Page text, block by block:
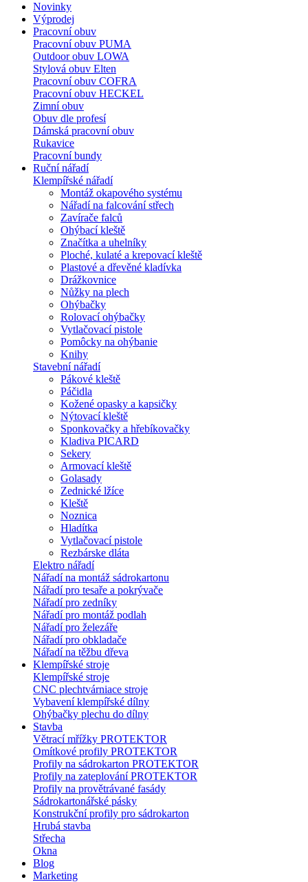
Novinky
Výprodej
Pracovní obuv
Pracovní obuv PUMA
Outdoor obuv LOWA
Stylová obuv Elten
Pracovní obuv COFRA
Pracovní obuv HECKEL
Zimní obuv
Obuv dle profesí
Dámská pracovní obuv
Rukavice
Pracovní bundy
Ruční nářadí
Klempířské nářadí
Montáž okapového systému
Nářadí na falcování střech
Zavírače falců
Ohýbací kleště
Značítka a uhelníky
Ploché, kulaté a krepovací kleště
Plastové a dřevěné kladívka
Drážkovnice
Nůžky na plech
Ohýbačky
Rolovací ohýbačky
Vytlačovací pistole
Pomôcky na ohýbanie
Knihy
Stavební nářadí
Pákové kleště
Páčidla
Kožené opasky a kapsičky
Nýtovací kleště
Sponkovačky a hřebíkovačky
Kladiva PICARD
Sekery
Armovací kleště
Golasady
Zednické lžíce
Kleště
Noznica
Hladítka
Vytlačovací pistole
Rezbárske dláta
Elektro nářadí
Nářadí na montáž sádrokartonu
Nářadí pro tesaře a pokrývače
Nářadí pro zedníky
Nářadí pro montáž podlah
Nářadí pro železáře
Nářadí pro obkladače
Nářadí na těžbu dřeva
Klempířské stroje
Klempířské stroje
CNC plechtvárniace stroje
Vybavení klempířské dílny
Ohýbačky plechu do dílny
Stavba
Větrací mřížky PROTEKTOR
Omítkové profily PROTEKTOR
Profily na sádrokarton PROTEKTOR
Profily na zateplování PROTEKTOR
Profily na provětrávané fasády
Sádrokartonářské pásky
Konstrukční profily pro sádrokarton
Hrubá stavba
Střecha
Okna
Blog
Marketing